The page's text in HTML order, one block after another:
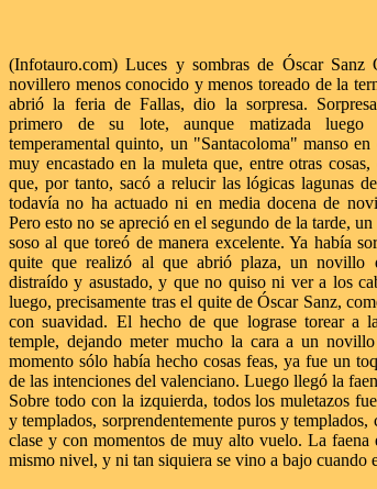
(Infotauro.com) Luces y sombras de Óscar Sanz
novillero menos conocido y menos toreado de la
abrió la feria de Fallas, dio la sorpresa.
primero de su lote, aunque matizada
temperamental quinto, un "Santacoloma" manso
muy encastado en la muleta que, entre otras
que, por tanto, sacó a relucir las lógicas lagunas
todavía no ha actuado ni en media docena de
Pero esto no se apreció en el segundo de la tarde,
soso al que toreó de manera excelente. Ya había
quite que realizó al que abrió plaza, un novillo
distraído y asustado, y que no quiso ni ver a los
luego, precisamente tras el quite de Óscar Sanz,
con suavidad. El hecho de que lograse torear a
temple, dejando meter mucho la cara a un novillo
momento sólo había hecho cosas feas, ya fue un
de las intenciones del valenciano. Luego llegó la
Sobre todo con la izquierda, todos los muletazos
y templados, sorprendentemente puros y templados,
clase y con momentos de muy alto vuelo. La faena
mismo nivel, y ni tan siquiera se vino a bajo cuando